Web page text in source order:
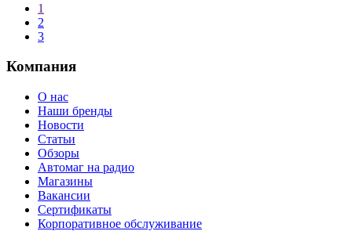
1
2
3
Компания
О нас
Наши бренды
Новости
Статьи
Обзоры
Автомаг на радио
Магазины
Вакансии
Сертификаты
Корпоративное обслуживание